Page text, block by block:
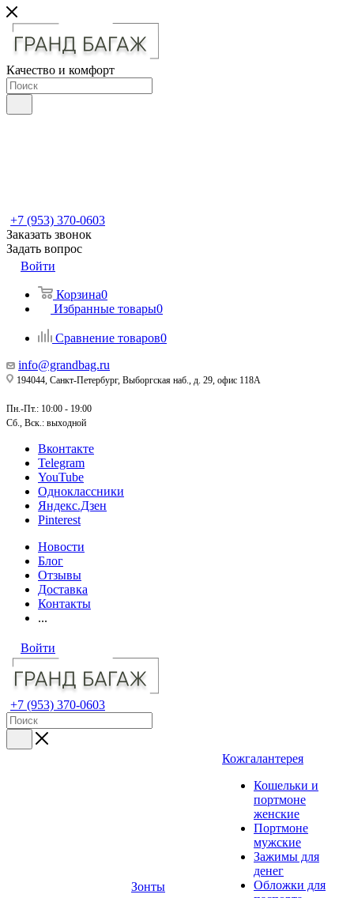
Качество и комфорт
+7 (953) 370-0603
Заказать звонок
Задать вопрос
Войти
Корзина0
Избранные товары0
Сравнение товаров0
info@grandbag.ru
194044, Санкт-Петербург, Выборгская наб., д. 29, офис 118А
Пн.-Пт.: 10:00 - 19:00
Сб., Вск.: выходной
Вконтакте
Telegram
YouTube
Одноклассники
Яндекс.Дзен
Pinterest
Новости
Блог
Отзывы
Доставка
Контакты
...
Войти
+7 (953) 370-0603
Зонты
Кожгалантерея
Кошельки и
портмоне
женские
Портмоне
мужские
Зажимы для
денег
Обложки для